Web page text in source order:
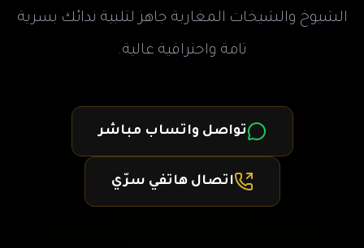
الشيوخ والشيخات المغاربة جاهز لتلبية ندائك بسرية
تامة واحترافية عالية.
تواصل واتساب مباشر
اتصال هاتفي سرّي